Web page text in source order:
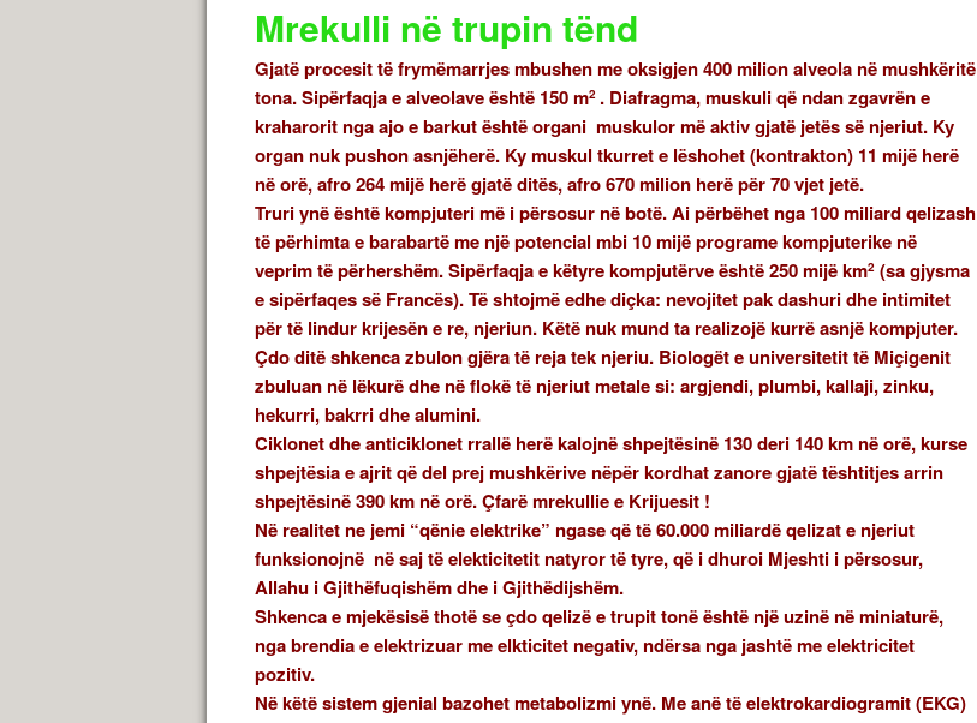
Mrekulli në trupin tënd
Gjatë procesit të frymëmarrjes mbushen me oksigjen 400 milion alveola në mushkëritë
tona. Sipërfaqja e alveolave është 150 m2 . Diafragma, muskuli që ndan zgavrën e
kraharorit nga ajo e barkut është organi muskulor më aktiv gjatë jetës së njeriut. Ky
organ nuk pushon asnjëherë. Ky muskul tkurret e lëshohet (kontrakton) 11 mijë herë
në orë, afro 264 mijë herë gjatë ditës, afro 670 milion herë për 70 vjet jetë.
Truri ynë është kompjuteri më i përsosur në botë. Ai përbëhet nga 100 miliard qelizash
të përhimta e barabartë me një potencial mbi 10 mijë programe kompjuterike në
veprim të përhershëm. Sipërfaqja e këtyre kompjutërve është 250 mijë km2 (sa gjysma
e sipërfaqes së Francës). Të shtojmë edhe diçka: nevojitet pak dashuri dhe intimitet
për të lindur krijesën e re, njeriun. Këtë nuk mund ta realizojë kurrë asnjë kompjuter.
Çdo ditë shkenca zbulon gjëra të reja tek njeriu. Biologët e universitetit të Miçigenit
zbuluan në lëkurë dhe në flokë të njeriut metale si: argjendi, plumbi, kallaji, zinku,
hekurri, bakrri dhe alumini.
Ciklonet dhe anticiklonet rrallë herë kalojnë shpejtësinë 130 deri 140 km në orë, kurse
shpejtësia e ajrit që del prej mushkërive nëpër kordhat zanore gjatë tështitjes arrin
shpejtësinë 390 km në orë. Çfarë mrekullie e Krijuesit !
Në realitet ne jemi “qënie elektrike” ngase që të 60.000 miliardë qelizat e njeriut
funksionojnë në saj të elekticitetit natyror të tyre, që i dhuroi Mjeshti i përsosur,
Allahu i Gjithëfuqishëm dhe i Gjithëdijshëm.
Shkenca e mjekësisë thotë se çdo qelizë e trupit tonë është një uzinë në miniaturë,
nga brendia e elektrizuar me elkticitet negativ, ndërsa nga jashtë me elektricitet
pozitiv.
Në këtë sistem gjenial bazohet metabolizmi ynë. Me anë të elektrokardiogramit (EKG)